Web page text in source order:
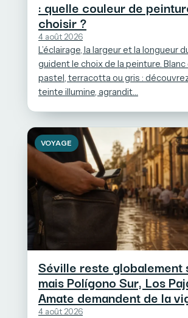
: quelle couleur de
choisir ?
4 août 2026
L’éclairage, la largeur et la longueur
guident le choix de la peinture. Blanc
pastel, terracotta ou gris :
teinte illumine, agrandit…
VOYAGE
Séville reste globalement
mais Polígono Sur, Los
Amate demandent de la
4 août 2026